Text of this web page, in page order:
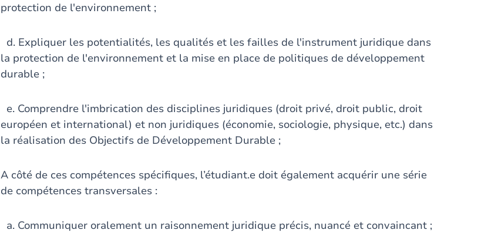
protection de l'environnement ;
d. Expliquer les potentialités, les qualités et les failles de l'instrument juridique dans
la protection de l'environnement et la mise en place de politiques de développement
durable ;
e. Comprendre l'imbrication des disciplines juridiques (droit privé, droit public, droit
européen et international) et non juridiques (économie, sociologie, physique, etc.) dans
la réalisation des Objectifs de Développement Durable ;
A côté de ces compétences spécifiques, l’étudiant.e doit également acquérir une série
de compétences transversales :
a. Communiquer oralement un raisonnement juridique précis, nuancé et convaincant ;